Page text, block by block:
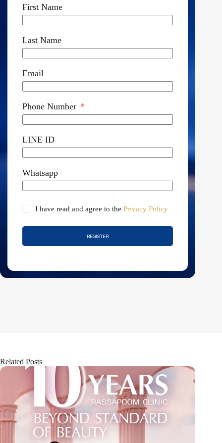
First Name
Last Name
Email
Phone Number
LINE ID
Whatsapp
I have read and agree to the Privacy Policy
REGISTER
Related Posts